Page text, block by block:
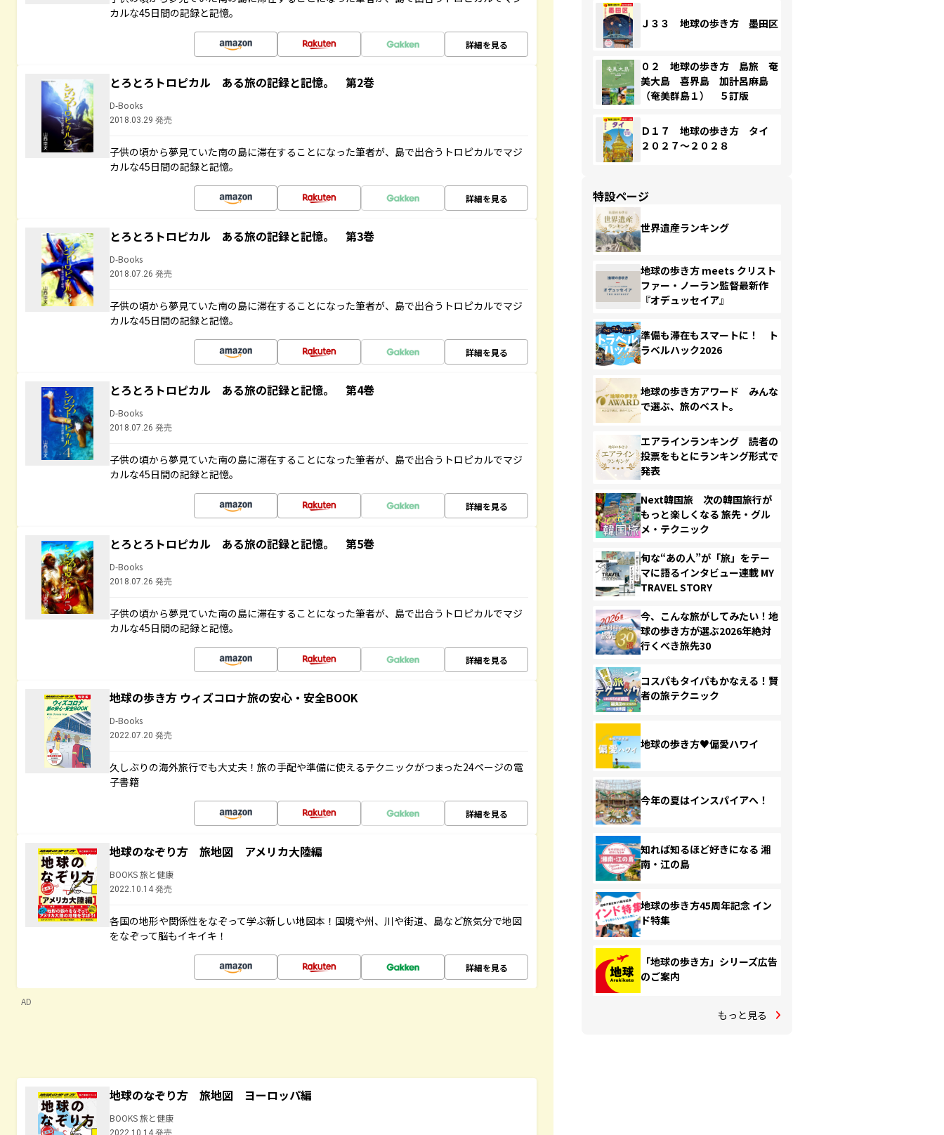
カルな45日間の記録と記憶。
詳細を見る
とろとろトロピカル ある旅の記録と記憶。 第2巻
D-Books
2018.03.29 発売
子供の頃から夢見ていた南の島に滞在することになった筆者が、島で出合うトロピカルでマジ
カルな45日間の記録と記憶。
詳細を見る
とろとろトロピカル ある旅の記録と記憶。 第3巻
D-Books
2018.07.26 発売
子供の頃から夢見ていた南の島に滞在することになった筆者が、島で出合うトロピカルでマジ
カルな45日間の記録と記憶。
詳細を見る
とろとろトロピカル ある旅の記録と記憶。 第4巻
D-Books
2018.07.26 発売
子供の頃から夢見ていた南の島に滞在することになった筆者が、島で出合うトロピカルでマジ
カルな45日間の記録と記憶。
詳細を見る
とろとろトロピカル ある旅の記録と記憶。 第5巻
D-Books
2018.07.26 発売
子供の頃から夢見ていた南の島に滞在することになった筆者が、島で出合うトロピカルでマジ
カルな45日間の記録と記憶。
詳細を見る
地球の歩き方 ウィズコロナ旅の安心・安全BOOK
D-Books
2022.07.20 発売
久しぶりの海外旅行でも大丈夫！旅の手配や準備に使えるテクニックがつまった24ページの電
子書籍
詳細を見る
地球のなぞり方 旅地図 アメリカ大陸編
BOOKS 旅と健康
2022.10.14 発売
各国の地形や関係性をなぞって学ぶ新しい地図本！国境や州、川や街道、島など旅気分で地図
をなぞって脳もイキイキ！
詳細を見る
AD
地球のなぞり方 旅地図 ヨーロッパ編
BOOKS 旅と健康
2022.10.14 発売
Ｊ３３ 地球の歩き方 墨田区
０２ 地球の歩き方 島旅 奄
美大島 喜界島 加計呂麻島
（奄美群島１） ５訂版
Ｄ１７ 地球の歩き方 タイ
２０２７～２０２８
特設ページ
世界遺産ランキング
地球の歩き方 meets クリスト
ファー・ノーラン監督最新作
『オデュッセイア』
準備も滞在もスマートに！ ト
ラベルハック2026
地球の歩き方アワード みんな
で選ぶ、旅のベスト。
エアラインランキング 読者の
投票をもとにランキング形式で
発表
Next韓国旅 次の韓国旅行が
もっと楽しくなる 旅先・グル
メ・テクニック
旬な“あの人”が「旅」をテー
マに語るインタビュー連載 MY
TRAVEL STORY
今、こんな旅がしてみたい！地
球の歩き方が選ぶ2026年絶対
行くべき旅先30
コスパもタイパもかなえる！賢
者の旅テクニック
地球の歩き方♥偏愛ハワイ
今年の夏はインスパイアへ！
知れば知るほど好きになる 湘
南・江の島
地球の歩き方45周年記念 イン
ド特集
「地球の歩き方」シリーズ広告
のご案内
もっと見る